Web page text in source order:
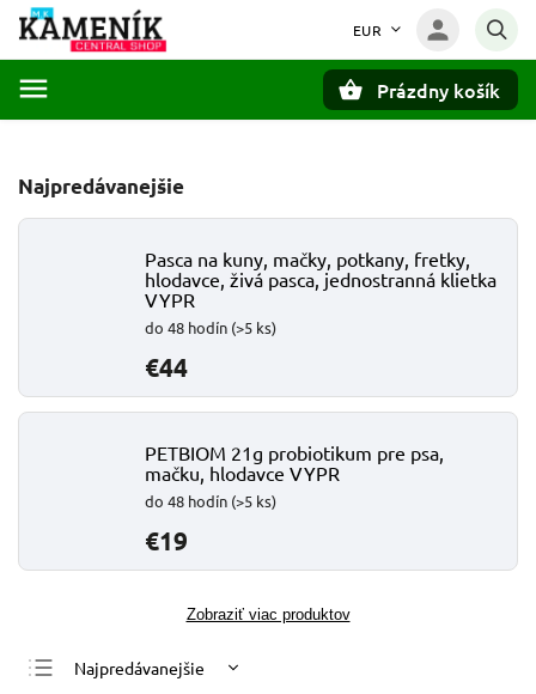
EUR
Prázdny košík
Najpredávanejšie
Pasca na kuny, mačky, potkany, fretky,
hlodavce, živá pasca, jednostranná klietka
VYPR
do 48 hodín (>5 ks)
€44
PETBIOM 21g probiotikum pre psa,
mačku, hlodavce VYPR
do 48 hodín (>5 ks)
€19
Zobraziť viac produktov
Najpredávanejšie